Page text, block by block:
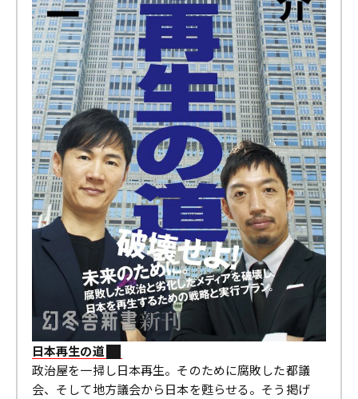
日本再生の道
政治屋を一掃し日本再生。そのために腐敗した都議
会、そして地方議会から日本を甦らせる。そう掲げ